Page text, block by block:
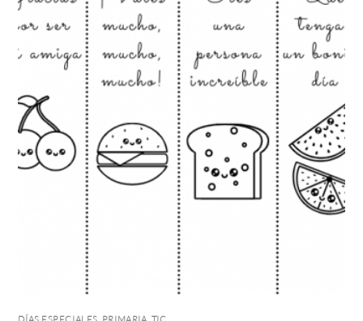
DÍAS ESPECIALES PRIMARIA TIC